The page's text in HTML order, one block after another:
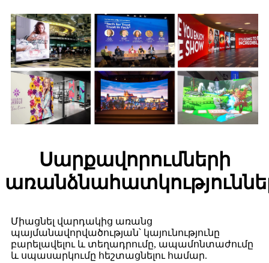
Սարքավորումների
Միացնել վարդակից առանց
պայմանավորվածության՝ կայունությունը
բարելավելու և տեղադրումը, ապամոնտաժումը
և սպասարկումը հեշտացնելու համար.